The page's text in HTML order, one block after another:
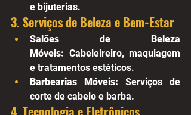
e bijuterias.
3. Serviços de Beleza e Bem-Estar
Salões de Beleza
Móveis: Cabeleireiro, maquiagem
e tratamentos estéticos.
Barbearias Móveis: Serviços de
corte de cabelo e barba.
4. Tecnologia e Eletrônicos